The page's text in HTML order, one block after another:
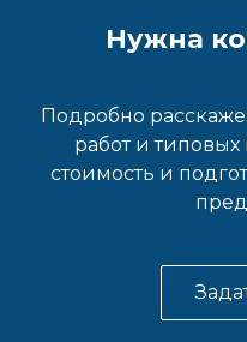
Нужна
Подробно
работ и типовых
стоимость и